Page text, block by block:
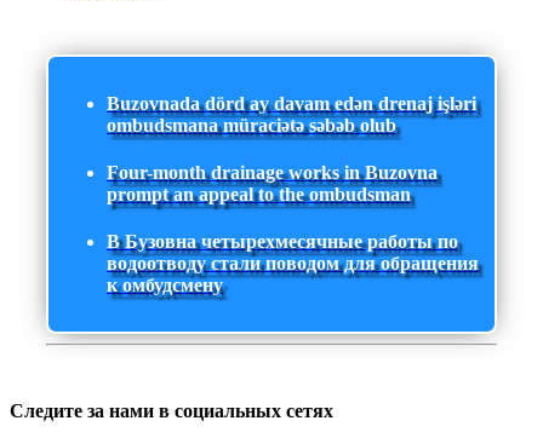
Buzovnada dörd ay davam edən drenaj işləri
ombudsmana müraciətə səbəb olub
Four-month drainage works in Buzovna
prompt an appeal to the ombudsman
В Бузовна четырехмесячные работы по
водоотводу стали поводом для обращения
к омбудсмену
Следите за нами в социальных сетях